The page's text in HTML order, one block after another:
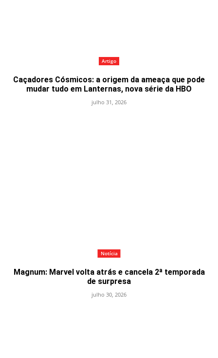
Artigo
Caçadores Cósmicos: a origem da ameaça que pode
mudar tudo em Lanternas, nova série da HBO
julho 31, 2026
Notícia
Magnum: Marvel volta atrás e cancela 2ª temporada
de surpresa
julho 30, 2026